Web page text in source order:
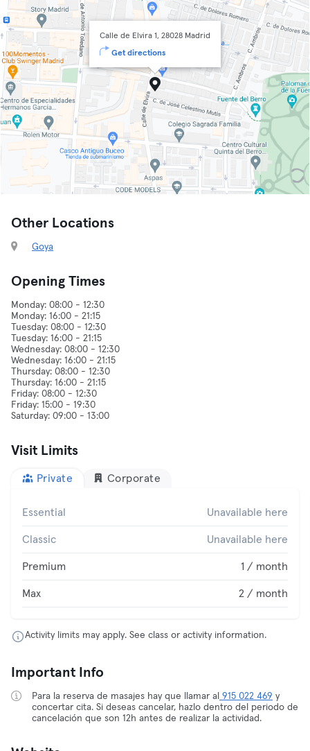
Calle de Elvira 1, 28028 Madrid
Get directions
Other Locations
Goya
Opening Times
Monday: 08:00 - 12:30
Monday: 16:00 - 21:15
Tuesday: 08:00 - 12:30
Tuesday: 16:00 - 21:15
Wednesday: 08:00 - 12:30
Wednesday: 16:00 - 21:15
Thursday: 08:00 - 12:30
Thursday: 16:00 - 21:15
Friday: 08:00 - 12:30
Friday: 15:00 - 19:30
Visit Limits
Private Corporate
Essential Unavailable here
Classic Unavailable here
Premium 1 / month
Max 2 / month
Activity limits may apply. See class or activity information.
Important Info
Para la reserva de masajes hay que llamar al 915 022 469 y
concertar cita. Si deseas cancelar, hazlo dentro del periodo de
cancelación que son 12h antes de realizar la actividad.